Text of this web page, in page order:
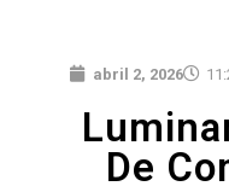
abril 2, 2026
De